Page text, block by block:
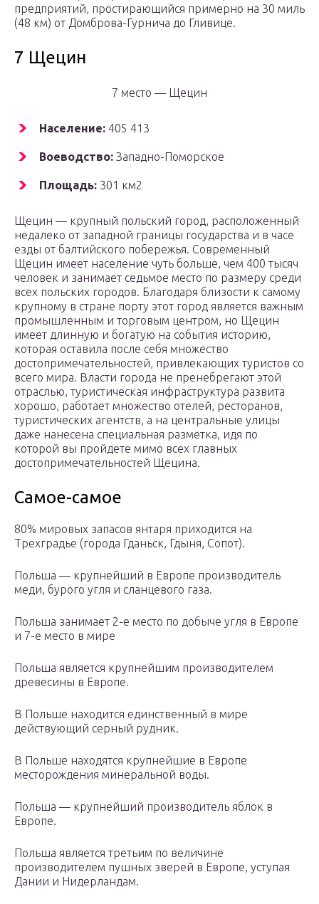
предприятий, простирающийся примерно на 30 миль
(48 км) от Домброва-Гурнича до Гливице.
7 Щецин
7 место — Щецин
Население: 405 413
Воеводство: Западно-Поморское
Площадь: 301 км2
Щецин — крупный польский город, расположенный
недалеко от западной границы государства и в часе
езды от балтийского побережья. Современный
Щецин имеет население чуть больше, чем 400 тысяч
человек и занимает седьмое место по размеру среди
всех польских городов. Благодаря близости к самому
крупному в стране порту этот город является важным
промышленным и торговым центром, но Щецин
имеет длинную и богатую на события историю,
которая оставила после себя множество
достопримечательностей, привлекающих туристов со
всего мира. Власти города не пренебрегают этой
отраслью, туристическая инфраструктура развита
хорошо, работает множество отелей, ресторанов,
туристических агентств, а на центральные улицы
даже нанесена специальная разметка, идя по
которой вы пройдете мимо всех главных
достопримечательностей Щецина.
Самое-самое
80% мировых запасов янтаря приходится на
Трехградье (города Гданьск, Гдыня, Сопот).
Польша — крупнейший в Европе производитель
меди, бурого угля и сланцевого газа.
Польша занимает 2-е место по добыче угля в Европе
и 7-е место в мире
Польша является крупнейшим производителем
древесины в Европе.
В Польше находится единственный в мире
действующий серный рудник.
В Польше находятся крупнейшие в Европе
месторождения минеральной воды.
Польша — крупнейший производитель яблок в
Европе.
Польша является третьим по величине
производителем пушных зверей в Европе, уступая
Дании и Нидерландам.